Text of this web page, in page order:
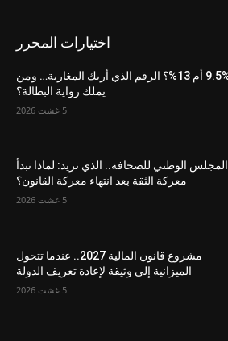
اختيارات المحرر
9.5% أم 13%؟ الرقم الذي أربك المغاربة… ومن
يملك رواية البطالة؟
5 غشت 2026
المجلس الوطني للصحافة.. الذي نريد: لماذا تبدأ
معركة الثقة بعد انتهاء معركة القانون؟
5 غشت 2026
مشروع قانون المالية 2027.. عندما تتحول
الميزانية إلى وثيقة لإعادة تعريف الدولة
5 غشت 2026